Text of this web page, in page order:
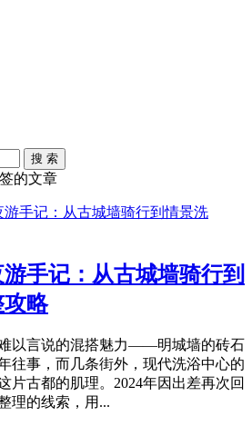
搜 索
的文章
手记：从古城墙骑行到
略
以言说的混搭魅力——明城墙的砖石
往事，而几条街外，现代洗浴中心的
片古都的肌理。2024年因出差再次回
理的线索，用...